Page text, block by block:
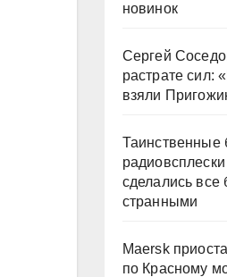
новинок
Сергей
растрате сил:
взяли
Таинственные
сделались все
странными
Maersk
по Красному